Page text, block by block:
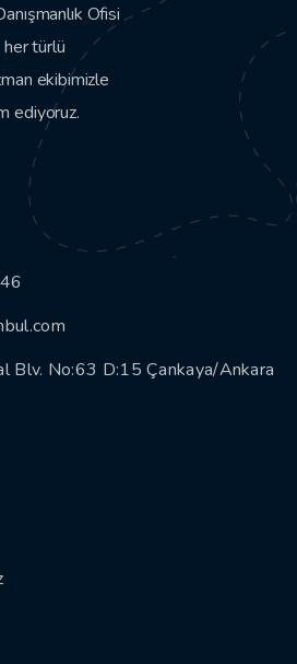
Ofisi
türlü
ekibimizle
ediyoruz.
Blv. No:63 D:15 Çankaya/Ankara